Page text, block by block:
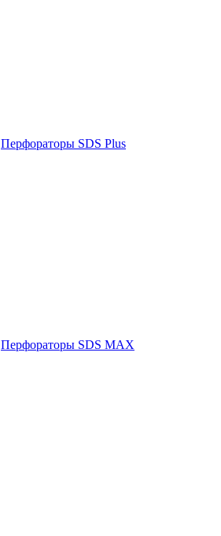
Перфораторы SDS Plus
Перфораторы SDS MAX